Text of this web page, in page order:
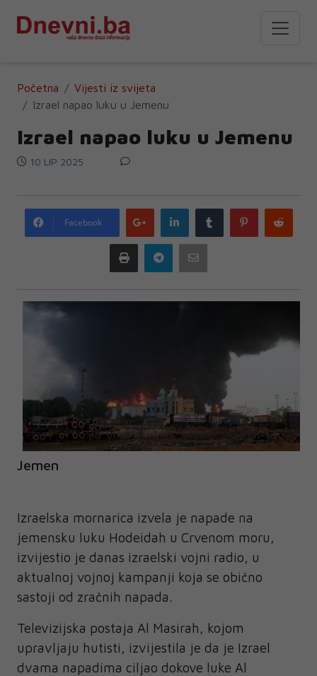
Početna
Vijesti iz svijeta
Izrael napao luku u Jemenu
Izrael napao luku u Jemenu
10 LIP 2025
Facebook
Google
plus
LinkedIn Tumblr Pinterest
Print Telegram
Jemen
Izraelska mornarica izvela je napade na
jemensku luku Hodeidah u Crvenom moru,
izvijestio je danas izraelski vojni radio, u
aktualnoj vojnoj kampanji koja se obično
sastoji od zračnih napada.
Televizijska postaja Al Masirah, kojom
upravljaju hutisti, izvijestila je da je Izrael
dvama napadima ciljao dokove luke Al